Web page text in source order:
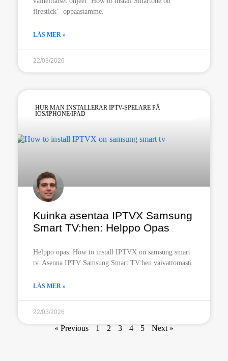
firestick’ -oppaastamme.
LÄS MER »
22/03/2026
HUR MAN INSTALLERAR IPTV-SPELARE PÅ
IOS/IPHONE/IPAD
Kuinka asentaa IPTVX Samsung
Smart TV:hen: Helppo Opas
Helppo opas: How to install IPTVX on samsung smart
tv. Asenna IPTV Samsung Smart TV:hen vaivattomasti
LÄS MER »
22/03/2026
« Previous 1 2 3 4 5 Next »